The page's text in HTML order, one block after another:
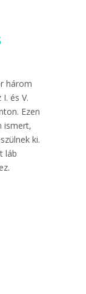
három
és V.
Ezen
ismert,
ki.
láb